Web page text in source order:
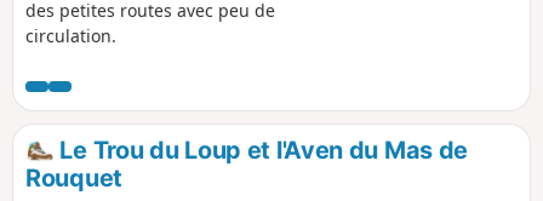
des petites routes avec peu de
circulation.
Le Trou du Loup et l'Aven du Mas de
Rouquet